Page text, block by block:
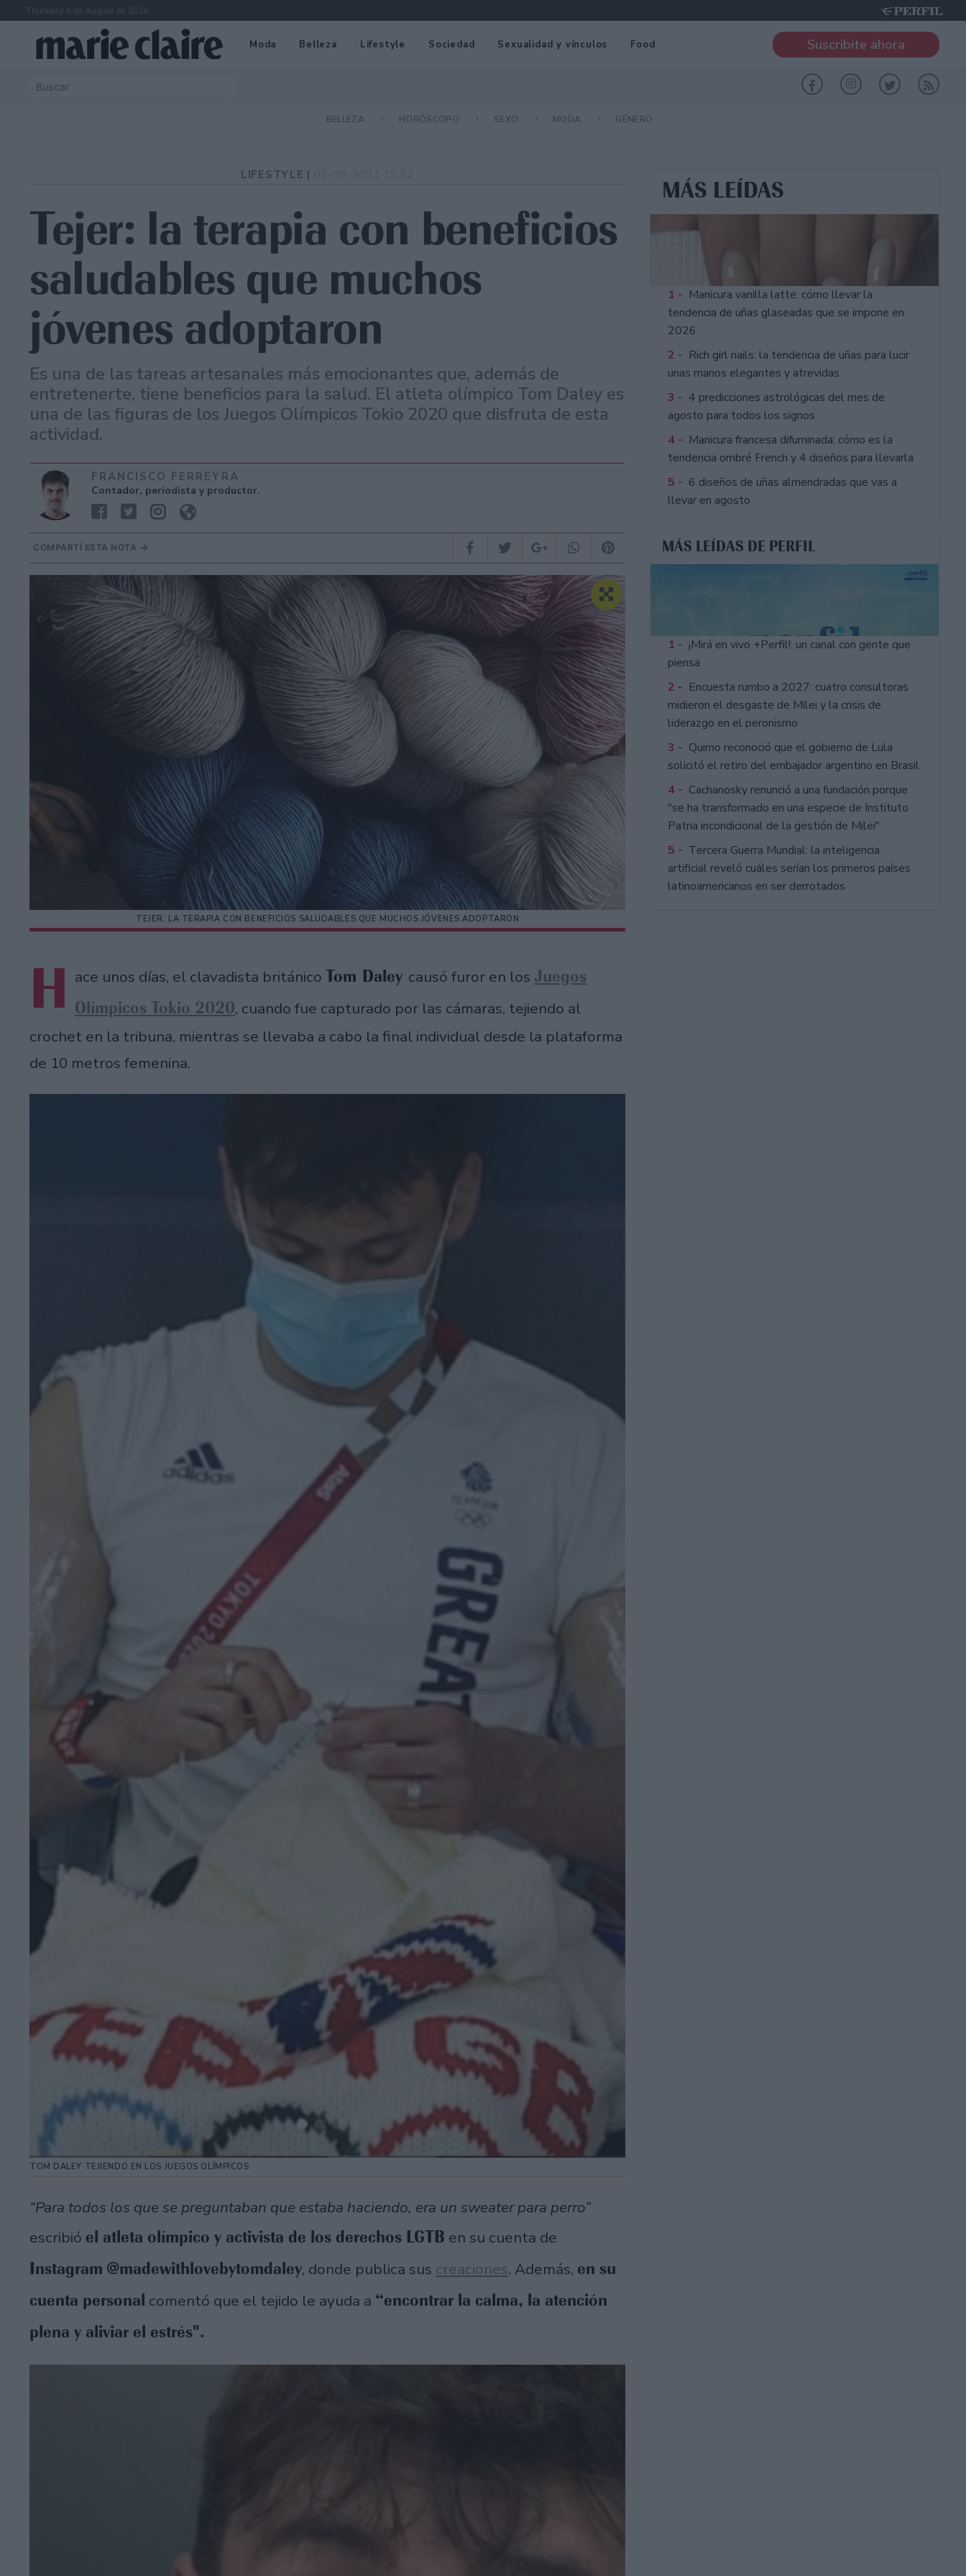
Thursday 6 de August de 2026
Moda Belleza Lifestyle Sociedad Sexualidad y vínculos Food Suscribite ahora
BELLEZA HORÓSCOPO SEXO MODA GÉNERO
LIFESTYLE |
Tejer: la terapia con beneficios
saludables que muchos
jóvenes adoptaron
Es una de las tareas artesanales más emocionantes que, además de
entretenerte, tiene beneficios para la salud. El atleta olímpico Tom Daley es
una de las figuras de los Juegos Olímpicos Tokio 2020 que disfruta de esta
actividad.
FRANCISCO FERREYRA
Contador, periodista y productor.
COMPARTÍ ESTA NOTA
TEJER: LA TERAPIA CON BENEFICIOS SALUDABLES QUE MUCHOS JÓVENES ADOPTARON
H ace unos días, el clavadista británico Tom Daley causó furor en los Juegos
Olímpicos Tokio 2020, cuando fue capturado por las cámaras, tejiendo al
crochet en la tribuna, mientras se llevaba a cabo la final individual desde la plataforma
de 10 metros femenina.
TOM DALEY TEJIENDO EN LOS JUEGOS OLÍMPICOS
“Para todos los que se preguntaban que estaba haciendo, era un sweater para perro”
escribió el atleta olímpico y activista de los derechos LGTB en su cuenta de
Instagram @madewithlovebytomdaley, donde publica sus creaciones. Además, en su
cuenta personal comentó que el tejido le ayuda a “encontrar la calma, la atención
plena y aliviar el estrés".
MÁS LEÍDAS
1 - Manicura vanilla latte: cómo llevar la
tendencia de uñas glaseadas que se impone en
2026
2 - Rich girl nails: la tendencia de uñas para lucir
unas manos elegantes y atrevidas
3 - 4 predicciones astrológicas del mes de
agosto para todos los signos
4 - Manicura francesa difuminada: cómo es la
tendencia ombré French y 4 diseños para llevarla
5 - 6 diseños de uñas almendradas que vas a
llevar en agosto
MÁS LEÍDAS DE PERFIL
1 - ¡Mirá en vivo +Perfil!: un canal con gente que
piensa
2 - Encuesta rumbo a 2027: cuatro consultoras
midieron el desgaste de Milei y la crisis de
liderazgo en el peronismo
3 - Quirno reconoció que el gobierno de Lula
solicitó el retiro del embajador argentino en Brasil
4 - Cachanosky renunció a una fundación porque
"se ha transformado en una especie de Instituto
Patria incondicional de la gestión de Milei"
5 - Tercera Guerra Mundial: la inteligencia
artificial reveló cuáles serían los primeros países
latinoamericanos en ser derrotados